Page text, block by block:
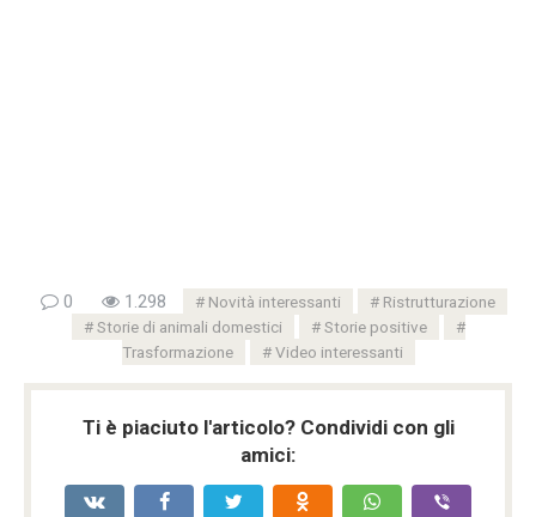
0 1.298 Novità interessanti
Ristrutturazione
Storie di animali domestici
Storie positive
Trasformazione
Video interessanti
Ti è piaciuto l'articolo? Condividi con gli
amici: